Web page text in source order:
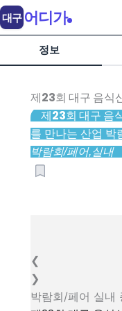
정보
제23회 대구 음식
제23회 대구 음
를 만나는 산업 박
박람회/페어,실내
❮
❯
박람회/페어 실내
대구 어디가